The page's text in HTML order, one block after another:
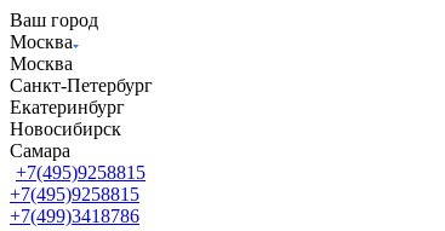
Ваш город
Москва
Москва
Санкт-Петербург
Екатеринбург
Новосибирск
Самара
+7(495)9258815
+7(495)9258815
+7(499)3418786